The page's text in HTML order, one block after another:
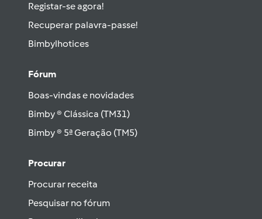
Registar-se agora!
Recuperar palavra-passe!
Bimbylhotices
Fórum
Boas-vindas e novidades
Bimby ® Clássica (TM31)
Bimby ® 5ª Geração (TM5)
Procurar
Procurar receita
Pesquisar no fórum